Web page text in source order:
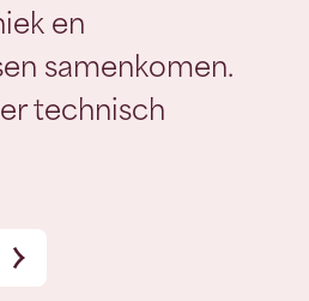
en
samenkomen.
technisch